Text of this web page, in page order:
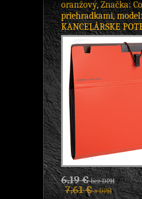
oranžový, Značka:
priehradkami,
KANCELÁRSKE
6,19 €bez DPH
7,61 €s DPH